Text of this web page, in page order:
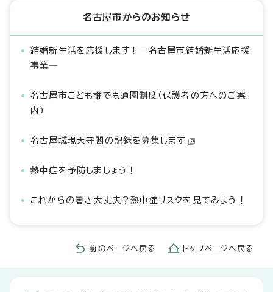
名古屋市からのお知らせ
結婚新生活を応援します！―名古屋市結婚新生活応援
事業―
名古屋市こども誰でも通園制度（保護者の方へのご案
内）
名古屋城現天守閣の記録を募集します
熱中症を予防しましょう！
これからの暑さ大丈夫？熱中症リスクを見てみよう！
前のページへ戻る トップページへ戻る